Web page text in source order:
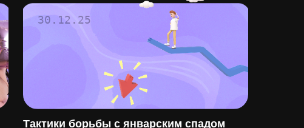
30.12.25
Тактики борьбы с январским спадом